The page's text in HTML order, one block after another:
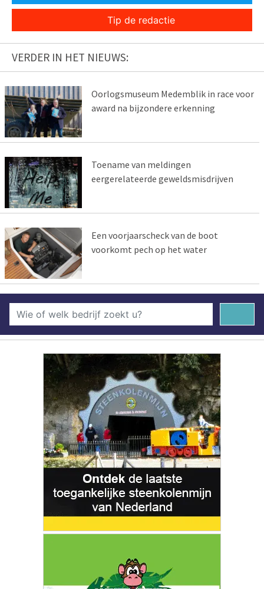
Tip de redactie
VERDER IN HET NIEUWS:
Oorlogsmuseum Medemblik in race voor
award na bijzondere erkenning
Toename van meldingen
eergerelateerde geweldsmisdrijven
Een voorjaarscheck van de boot
voorkomt pech op het water